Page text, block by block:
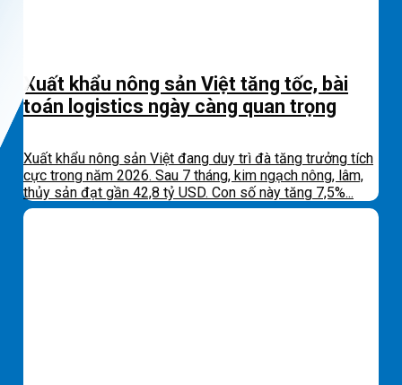
Xuất khẩu nông sản Việt tăng tốc, bài
toán logistics ngày càng quan trọng
Xuất khẩu nông sản Việt đang duy trì đà tăng trưởng tích
cực trong năm 2026. Sau 7 tháng, kim ngạch nông, lâm,
thủy sản đạt gần 42,8 tỷ USD. Con số này tăng 7,5%...